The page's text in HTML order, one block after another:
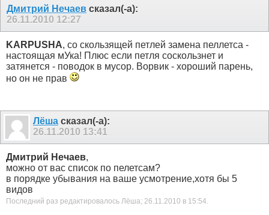
Дмитрий Нечаев сказал(-а):
26.11.2010 12:27
KARPUSHA, со скользящей петлей замена пеллетса -
настоящая мУка! Плюс если петля соскользнет и
затянется - поводок в мусор. Ворвик - хороший парень,
но он не прав
Лёша сказал(-а):
26.11.2010 13:41
Дмитрий Нечаев,
можно от вас список по пелетсам?
в порядке убывания на ваше усмотрение,хотя бы 5
видов
Последний раз редактировалось Лёша; 26.11.2010 в 15:54.